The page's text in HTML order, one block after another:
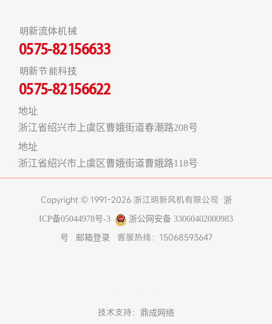
明新流体机械
0575-82156633
明新节能科技
0575-82156622
地址
浙江省绍兴市上虞区曹娥街道春潮路208号
地址
浙江省绍兴市上虞区曹娥街道曹娥路118号
Copyright © 1991-2026 浙江明新风机有限公司 浙
ICP备05044978号-3 浙公网安备 33060402000983
号 邮箱登录
客服热线：15068593647
技术支持： 鼎成网络